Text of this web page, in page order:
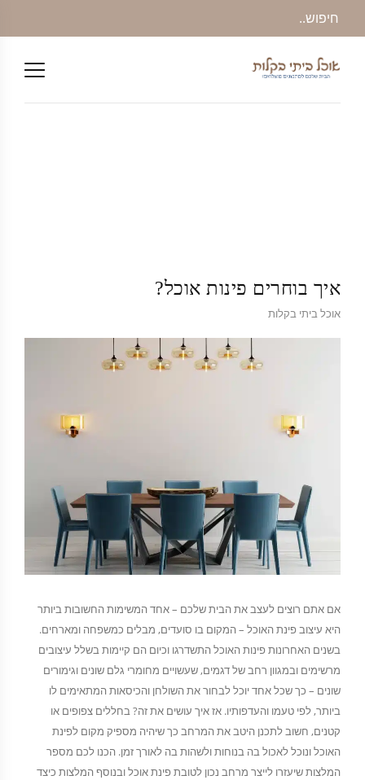
איך בוחרים פינות אוכל?
אוכל ביתי בקלות
אם אתם רוצים לעצב את הבית שלכם – אחד המשימות החשובות ביותר
היא עיצוב פינת האוכל – המקום בו סועדים, מבלים כמשפחה ומארחים.
בשנים האחרונות פינות האוכל התשדרגו וכיום הם קיימות בשלל עיצובים
מרשימים ובמגוון רחב של דגמים, שעשויים מחומרי גלם שונים וגימורים
שונים – כך שכל אחד יוכל לבחור את השולחן והכיסאות המתאימים לו
ביותר, לפי טעמו והעדפותיו. אז איך עושים את זה? בחללים צפופים או
קטנים, חשוב לתכנן היטב את המרחב כך שיהיה מספיק מקום לפינת
האוכל ונוכל לאכול בה בנוחות ולשהות בה לאורך זמן. הכנו לכם מספר
המלצות שיעזרו לייצר מרחב נכון לטובת פינת אוכל ובנוסף המלצות כיצד